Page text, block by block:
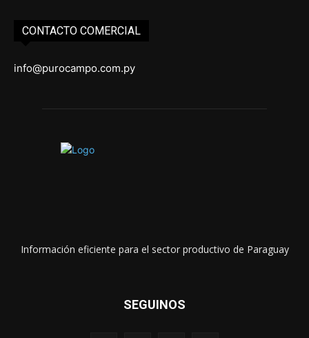
CONTACTO COMERCIAL
info@purocampo.com.py
Información eficiente para el sector productivo de Paraguay
SEGUINOS